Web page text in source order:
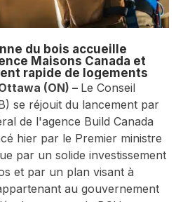
du bois accueille
Maisons Canada et
rapide de logements
(ON) – Le Conseil
se réjouit du lancement par
de l'agence Build Canada
hier par le Premier ministre
par un solide investissement
et par un plan visant à
au gouvernement